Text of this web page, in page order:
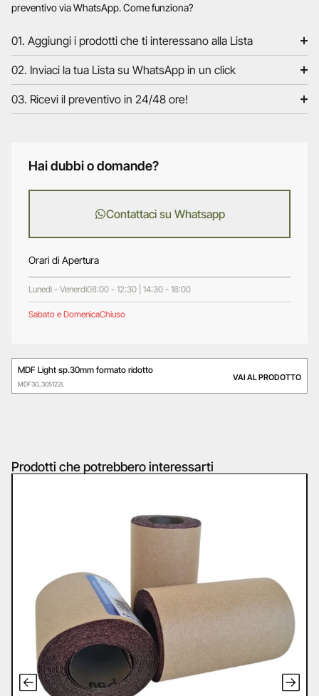
preventivo via WhatsApp. Come funziona?
01. Aggiungi i prodotti che ti interessano alla Lista
02. Inviaci la tua Lista su WhatsApp in un click
03. Ricevi il preventivo in 24/48 ore!
Hai dubbi o domande?
Contattaci su Whatsapp
Orari di Apertura
Lunedì - Venerdì08:00 - 12:30 | 14:30 - 18:00
Sabato e DomenicaChiuso
MDF Light sp.30mm formato ridotto
MDF30_305122L
VAI AL PRODOTTO
Prodotti che potrebbero interessarti